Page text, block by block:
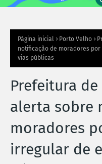
Página inicial Porto Velho
notificação de moradores
vias públicas
Prefeitura
alerta sobre
moradores
irregular de